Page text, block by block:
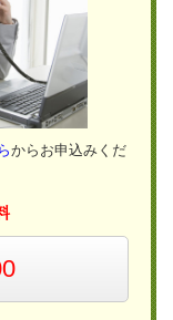
からお申込みくだ